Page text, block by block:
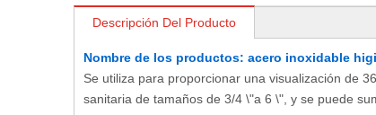
Descripción Del Producto
Nombre de los productos: acero inoxidable
Se utiliza para proporcionar una visualización de
sanitaria de tamaños de 3/4 \"a 6 \", y se puede